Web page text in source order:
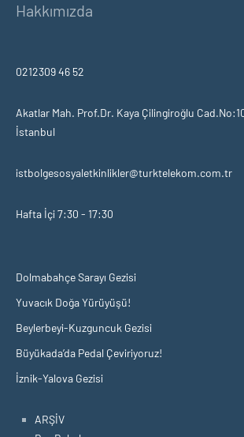
Hakkımızda
0212309 46 52
Akatlar Mah. Prof.Dr. Kaya Çilingiroğlu
İstanbul
istbolgesosyaletkinlikler@turktelekom.com.tr
Hafta İçi 7:30 - 17:30
Dolmabahçe Sarayı Gezisi
Yuvacık Doğa Yürüyüşü!
Beylerbeyi-Kuzguncuk Gezisi
Büyükada’da Pedal Çeviriyoruz!
İznik-Yalova Gezisi
ARŞİV